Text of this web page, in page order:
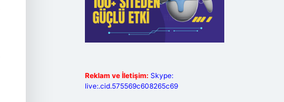
Reklam ve İletişim: Skype:
live:.cid.575569c608265c69